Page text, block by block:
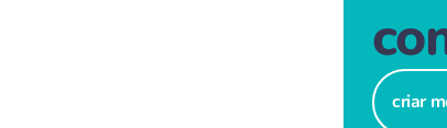
criar